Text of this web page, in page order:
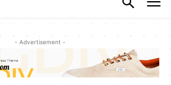
- Advertisement -